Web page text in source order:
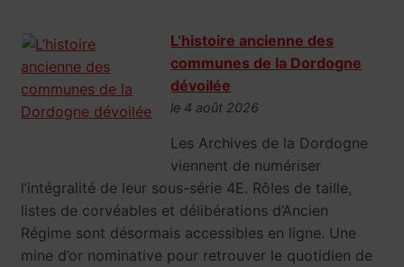
L’histoire ancienne des
communes de la Dordogne
dévoilée
le 4 août 2026
Les Archives de la Dordogne
viennent de numériser
l’intégralité de leur sous-série 4E. Rôles de taille,
listes de corvéables et délibérations d’Ancien
Régime sont désormais accessibles en ligne. Une
mine d’or nominative pour retrouver le quotidien de